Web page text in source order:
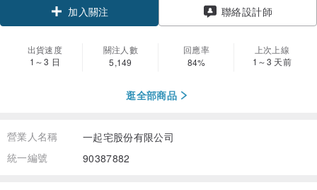
加入關注
聯絡設計師
出貨速度
1～3 日
關注人數
5,149
回應率
84%
上次上線
1～3 天前
逛全部商品
營業人名稱
一起宅股份有限公司
統一編號
90387882